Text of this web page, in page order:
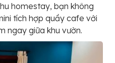
homestay, bạn không
tích hợp quầy cafe với
ngay giữa khu vườn.